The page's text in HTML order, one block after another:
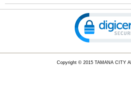
Copyright © 2015 TAMANA CITY